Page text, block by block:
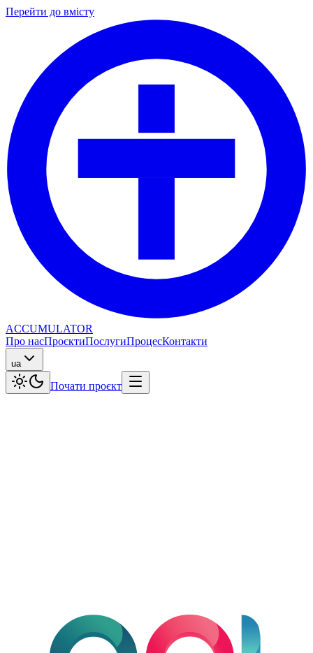
Перейти до вмісту
ACCUMULATOR
Про насПроєктиПослугиПроцесКонтакти
ua
Почати проєкт